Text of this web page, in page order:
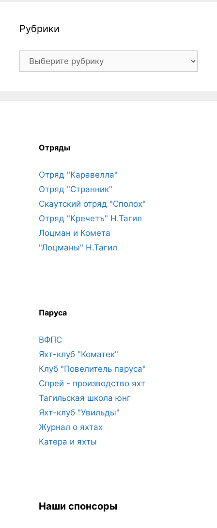
Рубрики
Рубрики
Отряды
Отряд "Каравелла"
Отряд "Странник"
Скаутский отряд "Сполох"
Отряд "Кречетъ" Н.Тагил
Лоцман и Комета
"Лоцманы" Н.Тагил
Паруса
ВФПС
Яхт-клуб "Коматек"
Клуб "Повелитель паруса"
Спрей - производство яхт
Тагильская школа юнг
Яхт-клуб "Увильды"
Журнал о яхтах
Катера и яхты
Наши спонсоры